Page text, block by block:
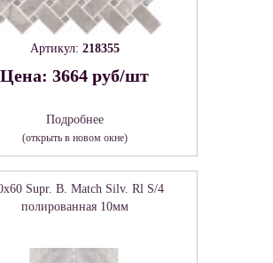
Артикул: 218355
Цена: 3664 руб/шт
Подробнее
(открыть в новом окне)
Supr. B. Match Silv. Rl S/4
полированная 10мм